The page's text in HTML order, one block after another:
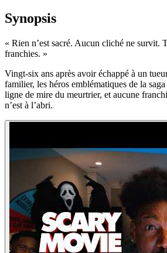
Synopsis
« Rien n’est sacré. Aucun cliché ne survit.
franchies. »
Vingt-six ans après avoir échappé à un
familier, les héros emblématiques de la
ligne de mire du meurtrier, et aucune
n’est à l’abri.